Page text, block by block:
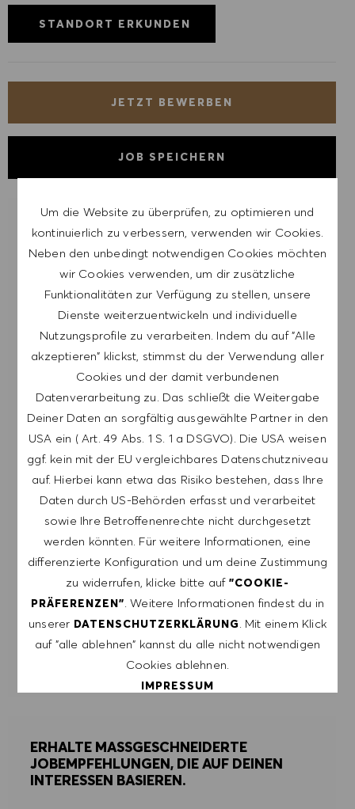
Um die Website zu überprüfen, zu optimieren und
kontinuierlich zu verbessern, verwenden wir Cookies.
Neben den unbedingt notwendigen Cookies möchten
wir Cookies verwenden, um dir zusätzliche
Funktionalitäten zur Verfügung zu stellen, unsere
Dienste weiterzuentwickeln und individuelle
Nutzungsprofile zu verarbeiten. Indem du auf "Alle
akzeptieren" klickst, stimmst du der Verwendung aller
Cookies und der damit verbundenen
Datenverarbeitung zu. Das schließt die Weitergabe
Deiner Daten an sorgfältig ausgewählte Partner in den
USA ein ( Art. 49 Abs. 1 S. 1 a DSGVO). Die USA weisen
ggf. kein mit der EU vergleichbares Datenschutzniveau
auf. Hierbei kann etwa das Risiko bestehen, dass Ihre
Daten durch US-Behörden erfasst und verarbeitet
sowie Ihre Betroffenenrechte nicht durchgesetzt
werden könnten. Für weitere Informationen, eine
differenzierte Konfiguration und um deine Zustimmung
zu widerrufen, klicke bitte auf "COOKIE-
PRÄFERENZEN". Weitere Informationen findest du in
unserer DATENSCHUTZERKLÄRUNG. Mit einem Klick
auf "alle ablehnen" kannst du alle nicht notwendigen
Cookies ablehnen.
IMPRESSUM
ALLE ABLEHNEN
STANDORT ERKUNDEN
JETZT BEWERBEN
JOB SPEICHERN
LASSE DICH FÜR ÄHNLICHE JOBS
BENACHRICHTIGEN
Melde dich an, um Job-Alerts zu erhalten.
HINWEIS: Mit der Anmeldung erkläre ich mich
damit einverstanden, E-Mails mit
Stellenangeboten von HUGO BOSS, Einladungen
zu Veranstaltungen und anderen
karriererelevanten Themen zu erhalten. Ich kann
mich jederzeit abmelden, z.B. indem ich den in
den Mails vorhandenen Abmeldelink anklicke. Ich
akzeptiere, dass meine persönlichen Daten
gemäß der
DATENSCHUTZERKLÄRUNGverarbeitet
werden.
E-Mail-Adresse eingeben (erforderlich)
ERSTELLEN
ALERTS VERWALTEN
ERHALTE MASSGESCHNEIDERTE
JOBEMPFEHLUNGEN, DIE AUF DEINEN
INTERESSEN BASIEREN.